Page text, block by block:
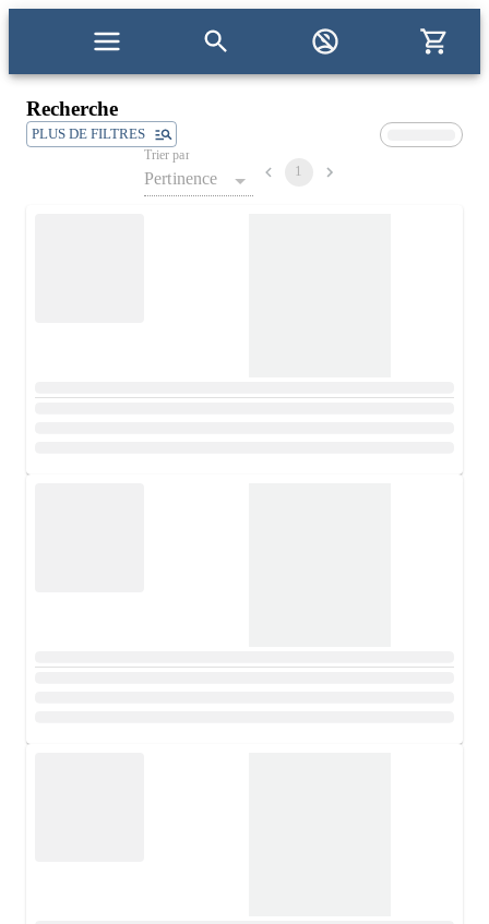
Recherche
PLUS DE FILTRES
Trier par
Pertinence 1